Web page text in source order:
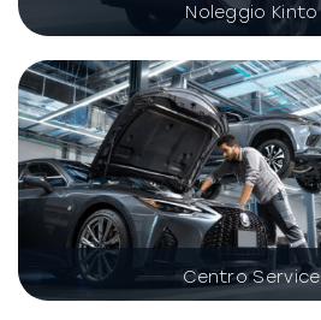
Noleggio Kinto
Centro Service